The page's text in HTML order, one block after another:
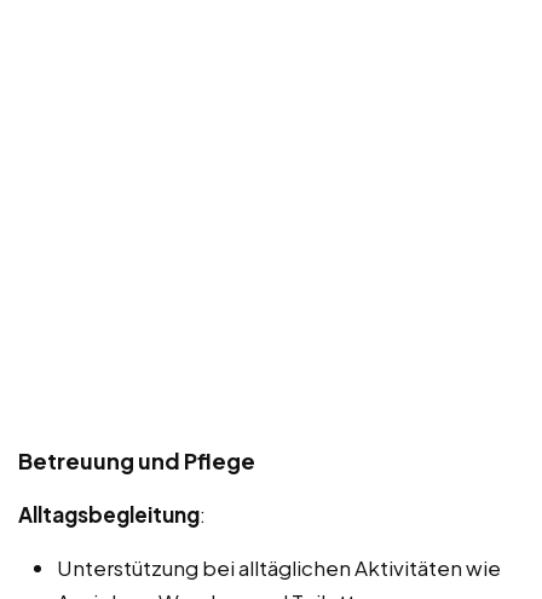
Betreuung und Pflege
Alltagsbegleitung:
Unterstützung bei alltäglichen Aktivitäten wie